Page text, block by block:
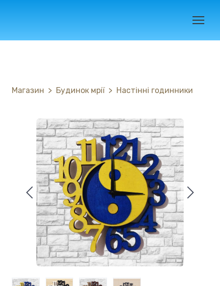
Магазин Будинок мрії Настінні годинники